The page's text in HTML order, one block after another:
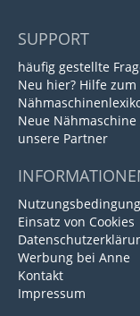
SUPPORT
häufig gestellte
Neu hier? Hilfe zum
Neue
unsere Partner
Einsatz von Cookies
Werbung bei Anne
Kontakt
Impressum